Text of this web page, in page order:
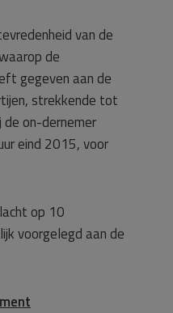
van de
de
gegeven aan de
strekkende tot
on-dernemer
eind 2015, voor
op 10
voorgelegd aan de